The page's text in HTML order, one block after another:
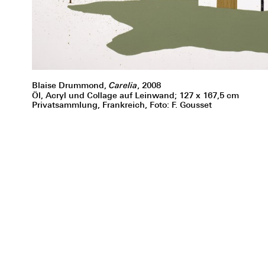
Blaise Drummond, Carelia , 2008
Öl, Acryl und Collage auf Leinwand; 127 x 167,5 cm
Privatsammlung, Frankreich, Foto: F. Gousset